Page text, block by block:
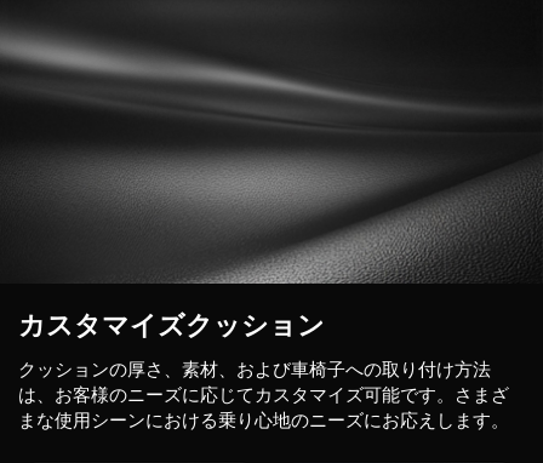
カスタマイズクッション
クッションの厚さ、素材、および車椅子への取り付け方法
は、お客様のニーズに応じてカスタマイズ可能です。さまざ
まな使用シーンにおける乗り心地のニーズにお応えします。